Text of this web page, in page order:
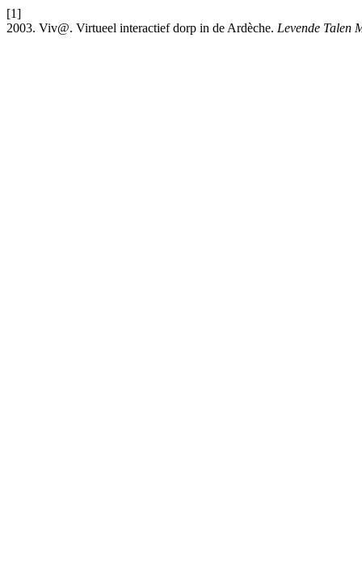
[1]
2003. Viv@. Virtueel interactief dorp in de Ardèche. Levende Talen